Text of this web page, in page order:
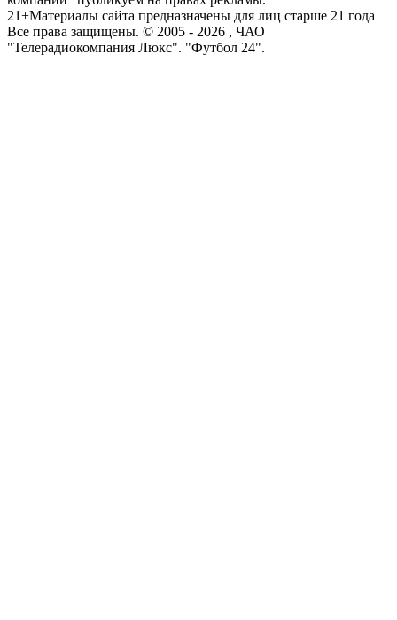
21+Материалы сайта предназначены для лиц старше 21 года
Все права защищены. © 2005 - 2026 , ЧАО
"Телерадиокомпания Люкс". "Футбол 24".